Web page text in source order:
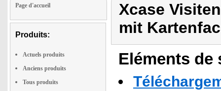
Page d'accueil
Produits:
Actuels produits
Anciens produits
Tous produits
Xcase
mit
Eléments